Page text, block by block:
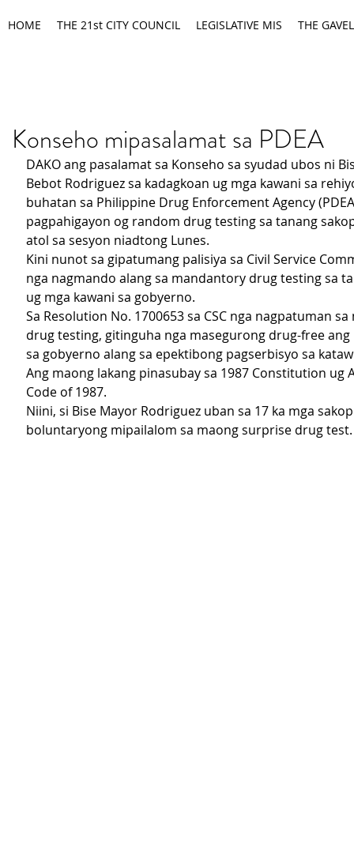
HOME THE 21st CITY COUNCIL LEGISLATIVE MIS THE GAVEL
Konseho mipasalamat sa PDEA
DAKO ang pasalamat sa Konseho sa syudad ubos ni
Bebot Rodriguez sa kadagkoan ug mga kawani sa
buhatan sa Philippine Drug Enforcement Agency
pagpahigayon og random drug testing sa tanang
atol sa sesyon niadtong Lunes.
Kini nunot sa gipatumang palisiya sa Civil Service
nga nagmando alang sa mandantory drug testing sa
ug mga kawani sa gobyerno.
Sa Resolution No. 1700653 sa CSC nga nagpatuman
drug testing, gitinguha nga masegurong drug-free
sa gobyerno alang sa epektibong pagserbisyo sa
Ang maong lakang pinasubay sa 1987 Constitution
Code of 1987.
Niini, si Bise Mayor Rodriguez uban sa 17 ka mga
boluntaryong mipailalom sa maong surprise drug test.